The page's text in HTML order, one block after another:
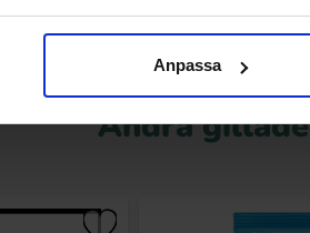
Anpassa
Andra gillade